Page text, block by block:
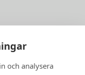
och analysera